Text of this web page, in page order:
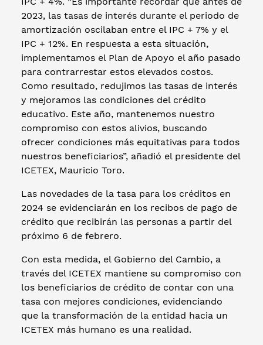
2023, las tasas de interés durante el periodo de
amortización oscilaban entre el IPC + 7% y el
IPC + 12%. En respuesta a esta situación,
implementamos el Plan de Apoyo el año pasado
para contrarrestar estos elevados costos.
Como resultado, redujimos las tasas de interés
y mejoramos las condiciones del crédito
educativo. Este año, mantenemos nuestro
compromiso con estos alivios, buscando
ofrecer condiciones más equitativas para todos
nuestros beneficiarios”, añadió el presidente del
ICETEX, Mauricio Toro.
Las novedades de la tasa para los créditos en
2024 se evidenciarán en los recibos de pago de
crédito que recibirán las personas a partir del
próximo 6 de febrero.
Con esta medida, el Gobierno del Cambio, a
través del ICETEX mantiene su compromiso con
los beneficiarios de crédito de contar con una
tasa con mejores condiciones, evidenciando
que la transformación de la entidad hacia un
ICETEX más humano es una realidad.